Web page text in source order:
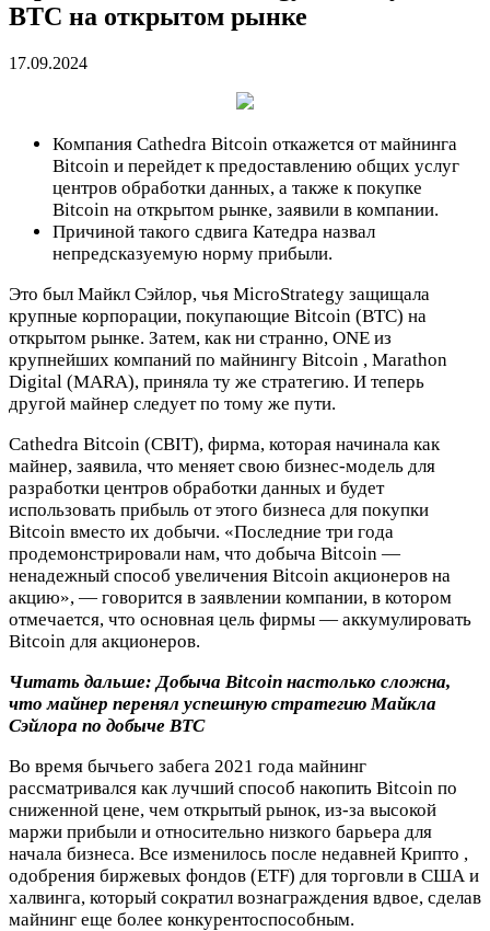
BTC на открытом рынке
17.09.2024
Компания Cathedra Bitcoin откажется от майнинга
Bitcoin и перейдет к предоставлению общих услуг
центров обработки данных, а также к покупке
Bitcoin на открытом рынке, заявили в компании.
Причиной такого сдвига Катедра назвал
непредсказуемую норму прибыли.
Это был Майкл Сэйлор, чья MicroStrategy защищала
крупные корпорации, покупающие Bitcoin (BTC) на
открытом рынке. Затем, как ни странно, ONE из
крупнейших компаний по майнингу Bitcoin , Marathon
Digital (MARA), приняла ту же стратегию. И теперь
другой майнер следует по тому же пути.
Cathedra Bitcoin (CBIT), фирма, которая начинала как
майнер, заявила, что меняет свою бизнес-модель для
разработки центров обработки данных и будет
использовать прибыль от этого бизнеса для покупки
Bitcoin вместо их добычи. «Последние три года
продемонстрировали нам, что добыча Bitcoin —
ненадежный способ увеличения Bitcoin акционеров на
акцию», — говорится в заявлении компании, в котором
отмечается, что основная цель фирмы — аккумулировать
Bitcoin для акционеров.
Читать дальше: Добыча Bitcoin настолько сложна,
что майнер перенял успешную стратегию Майкла
Сэйлора по добыче BTC
Во время бычьего забега 2021 года майнинг
рассматривался как лучший способ накопить Bitcoin по
сниженной цене, чем открытый рынок, из-за высокой
маржи прибыли и относительно низкого барьера для
начала бизнеса. Все изменилось после недавней Криптo ,
одобрения биржевых фондов (ETF) для торговли в США и
халвинга, который сократил вознаграждения вдвое, сделав
майнинг еще более конкурентоспособным.